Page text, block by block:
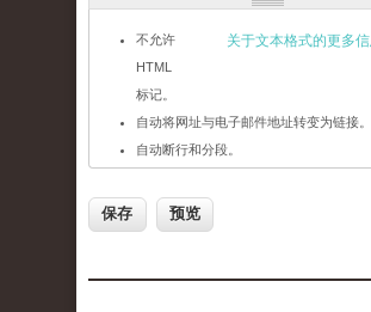
关于文本格式的更多
不允许
HTML
标记。
自动将网址与电子邮件地址转变为链接。
自动断行和分段。